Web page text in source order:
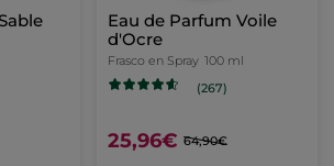
Eau de Parfum Voile
d'Ocre
Frasco en Spray 100 ml
(267)
25,96€ 64,90€